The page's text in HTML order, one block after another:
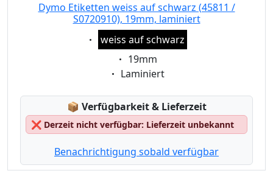
Dymo Etiketten weiss auf schwarz (45811 /
S0720910), 19mm, laminiert
Eigenschaft:
weiss auf schwarz
Eigenschaft:
19mm
Eigenschaft:
Laminiert
📦 Lagerstatus:
Verfügbarkeit & Lieferzeit
❌ Derzeit nicht verfügbar: Lieferzeit unbekannt
Benachrichtigung sobald verfügbar